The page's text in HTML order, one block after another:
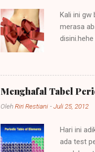
Kali ini gw
merasa
oleh
heran apa
Zaman
Menghafal Tabel
OlehRiri Restiani -Juli 25, 2012
Hari ini
ada test